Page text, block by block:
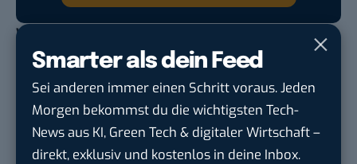
Smarter als dein Feed
Sei anderen immer einen Schritt voraus. Jeden
Morgen bekommst du die wichtigsten Tech-
News aus KI, Green Tech & digitaler Wirtschaft –
direkt, exklusiv und kostenlos in deine Inbox.
Was meint ihr? Sollte die EU schnell und hart
durchgreifen, um die Google-Dominanz
einzuschränken? Oder eher nicht?
Du möchtest nicht abgehängt werden, wenn es um
KI, Green Tech und die Tech-Themen von Morgen